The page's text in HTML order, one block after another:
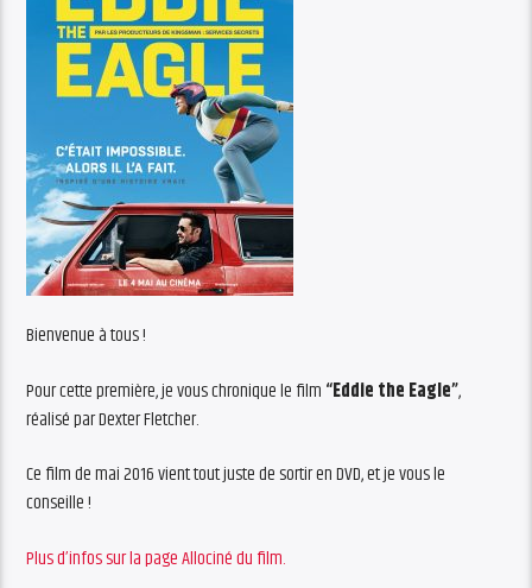
Bienvenue à tous !
Pour cette première, je vous chronique le film “Eddie the Eagle”,
réalisé par Dexter Fletcher.
Ce film de mai 2016 vient tout juste de sortir en DVD, et je vous le
conseille !
Plus d’infos sur la page Allociné du film.